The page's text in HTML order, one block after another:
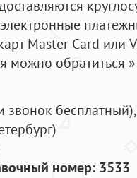
Master Card или
можно обратиться
звонок бесплатный),
номер: 3533